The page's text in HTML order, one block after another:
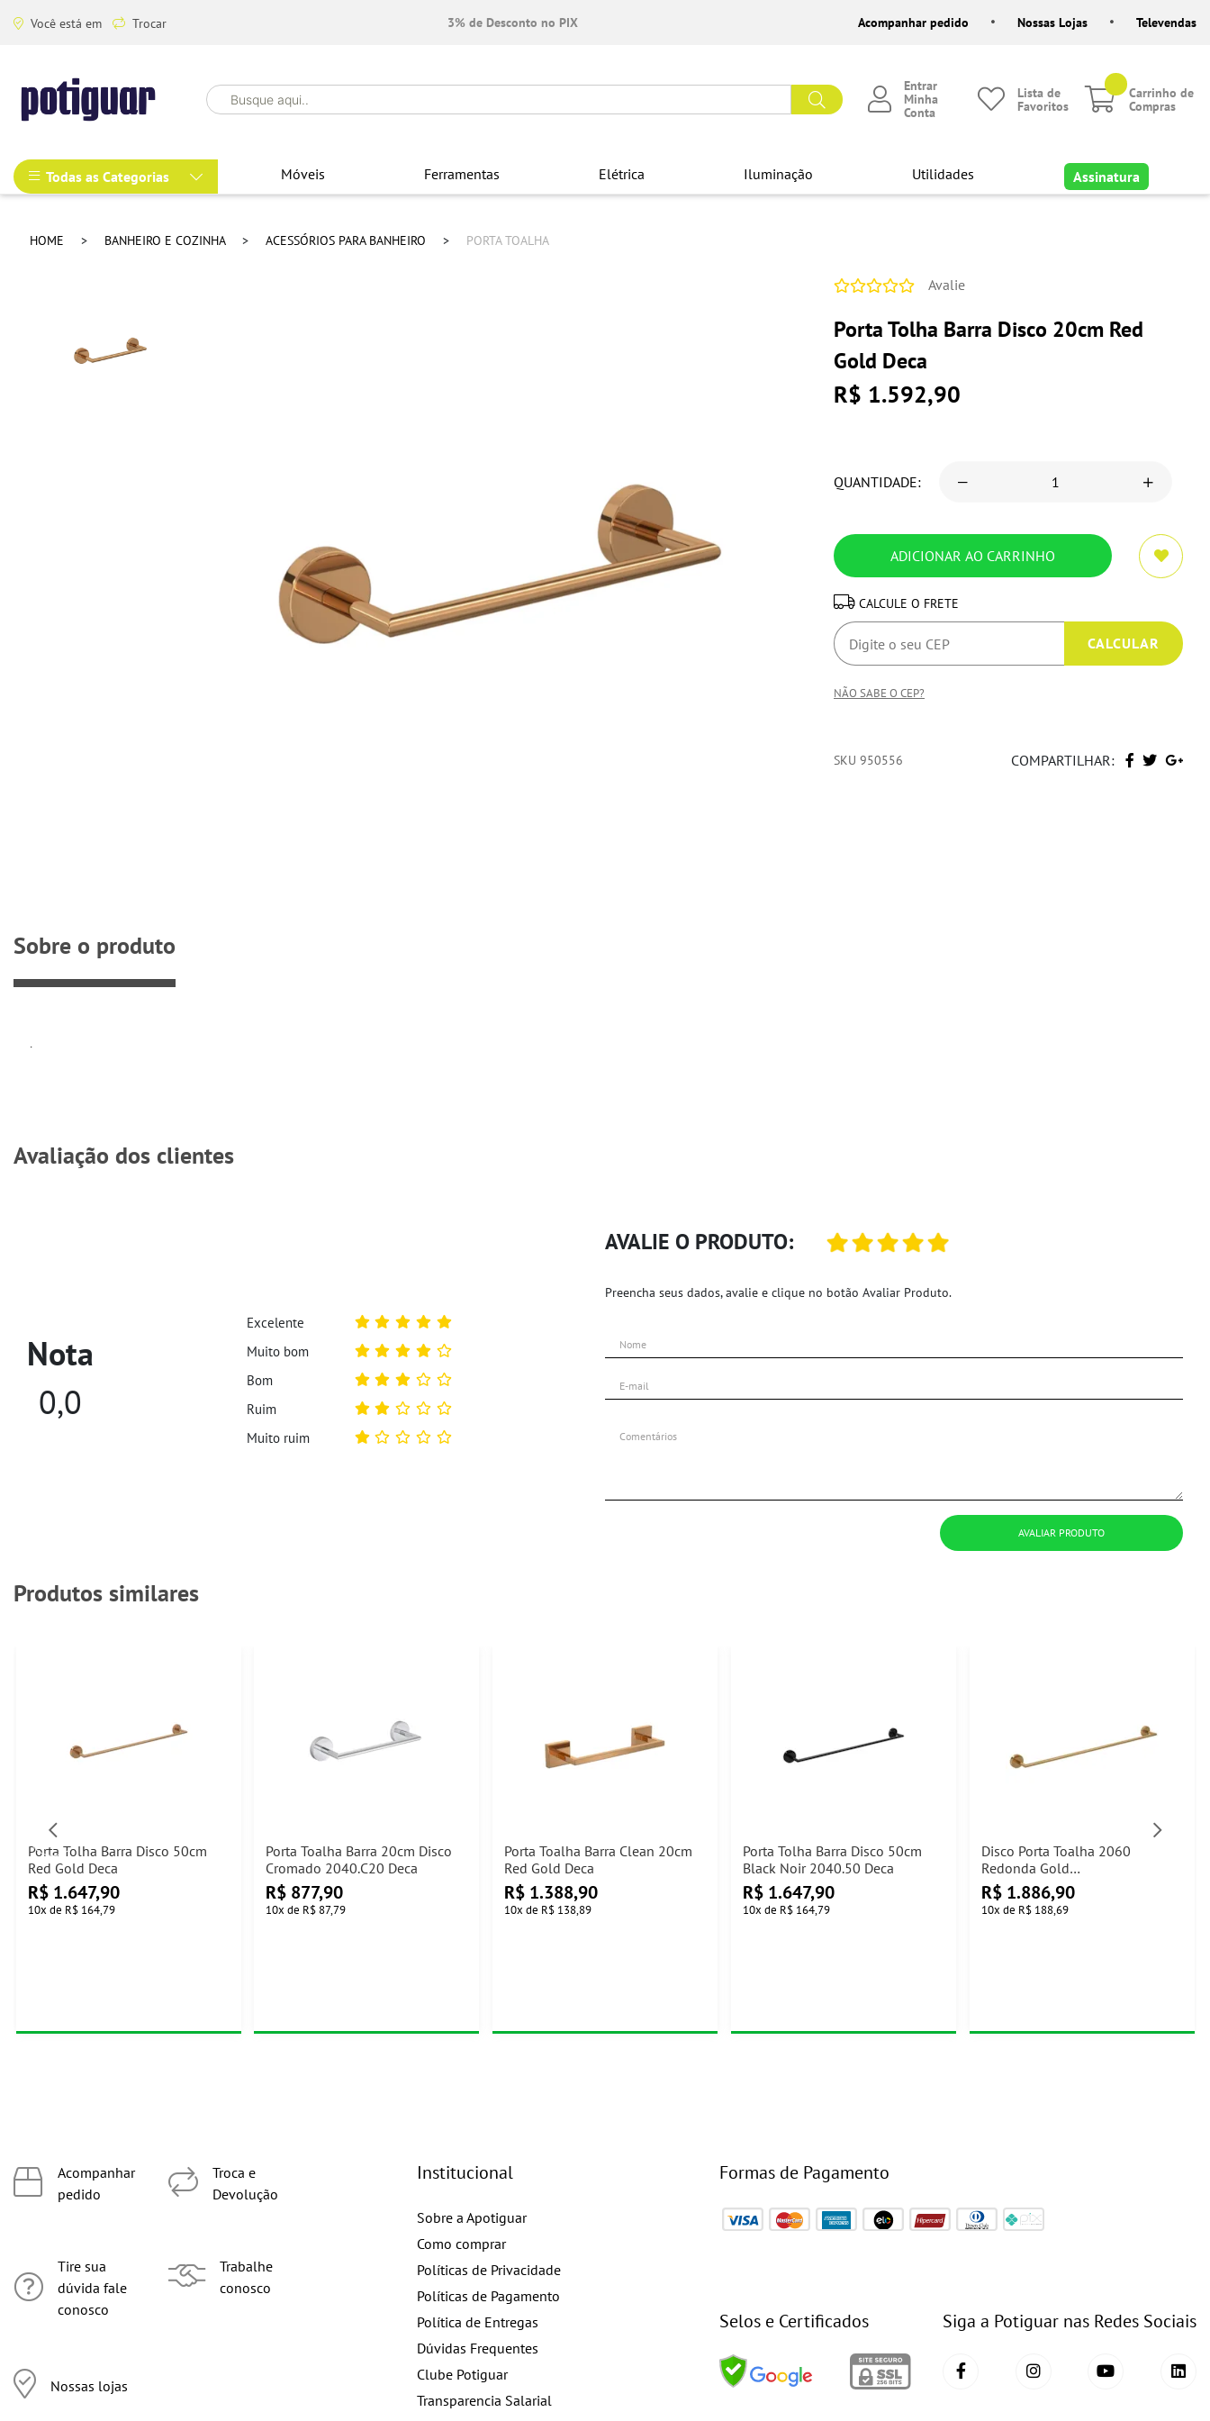
Você está em Trocar 3% de Desconto no PIX Acompanhar pedido Nossas Lojas Televendas
Entrar
Minha
Conta
Lista de
Favoritos
Carrinho de
Compras
Todas as Categorias Móveis Ferramentas Elétrica Iluminação Utilidades Assinatura
HOME BANHEIRO E COZINHA ACESSÓRIOS PARA BANHEIRO PORTA TOALHA
Avalie
Porta Tolha Barra Disco 20cm Red
Gold Deca
R$ 1.592,90
QUANTIDADE:
CALCULE O FRETE
NÃO SABE O CEP?
SKU 950556 COMPARTILHAR:
Sobre o produto
.
Avaliação dos clientes
AVALIE O PRODUTO:
Preencha seus dados, avalie e clique no botão Avaliar Produto.
AVALIAR PRODUTO
Nota
0,0
Excelente
Muito bom
Bom
Ruim
Muito ruim
Produtos similares
Porta Tolha Barra Disco 50cm
Red Gold Deca
R$ 1.647,90
10x de R$ 164,79
Porta Toalha Barra 20cm Disco
Cromado 2040.C20 Deca
R$ 877,90
10x de R$ 87,79
Porta Toalha Barra Clean 20cm
Red Gold Deca
R$ 1.388,90
10x de R$ 138,89
Porta Tolha Barra Disco 50cm
Black Noir 2040.50 Deca
R$ 1.647,90
10x de R$ 164,79
Disco Porta Toalha 2060
Redonda Gold
2040.GL.060.DSC.RD Deca
R$ 1.886,90
10x de R$ 188,69
Acompanhar
pedido
Tire sua
dúvida fale
conosco
Nossas lojas
Troca e
Devolução
Trabalhe
conosco
Institucional
Sobre a Apotiguar
Como comprar
Políticas de Privacidade
Políticas de Pagamento
Política de Entregas
Dúvidas Frequentes
Clube Potiguar
Transparencia Salarial
Formas de Pagamento
Selos e Certificados Siga a Potiguar nas Redes Sociais